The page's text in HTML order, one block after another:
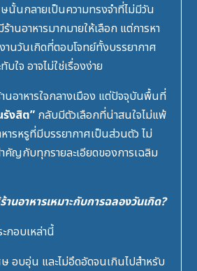
นั้นกลายเป็นความทรงจำที่ไม่มีวัน
นอาหารมากมายให้เลือก แต่การหา
านวันเกิดที่ตอบโจทย์ทั้งบรรยากาศ
บใจ อาจไม่ใช่เรื่องง่าย
นอาหารใจกลางเมือง แต่ปัจจุบันพื้นที่
รังสิต” กลับมีตัวเลือกที่น่าสนใจไม่แพ้
ารหรูที่มีบรรยากาศเป็นส่วนตัว ไม่
ำคัญกับทุกรายละเอียดของการเฉลิม
นอาหารเหมาะกับการฉลองวันเกิด?
กอบเหล่านี้
อบอุ่น และไม่อึดอัดจนเกินไปสำหรับ